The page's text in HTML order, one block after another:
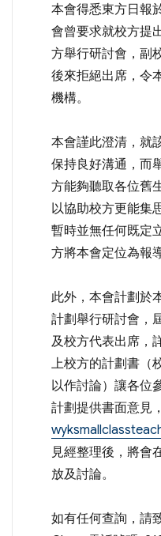
本會得悉東方日報
會曾要求就校方提
方舉行研討會，副
後來拒絕出席，令
機構。
本會謹此澄清，就
保持良好溝通，而
方能夠聽取各位舊
以協助校方更能集
暫時並無任何既定
方將本會定位為報
此外，本會計劃於
計劃舉行研討會，
及校方代表出席，
上校方的計劃書（
以作討論）讓各位
計劃提供書面意見
見經整理後，將會
放及討論。
如有任何查詢，請